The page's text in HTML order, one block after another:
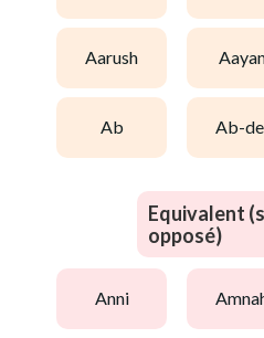
aarush
ab ab-
Equivalent
opposé)
anni